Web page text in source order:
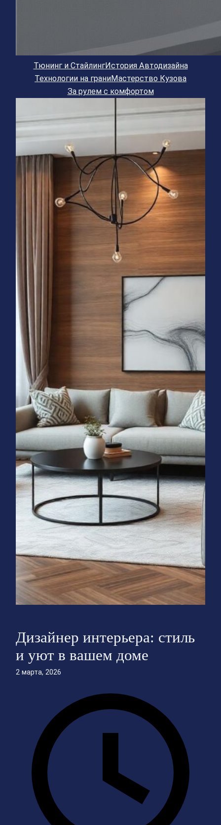
Тюнинг и СтайлингИстория Автодизайна
Технологии на граниМастерство Кузова
За рулем с комфортом
Дизайнер интерьера: стиль
и уют в вашем доме
2 марта, 2026